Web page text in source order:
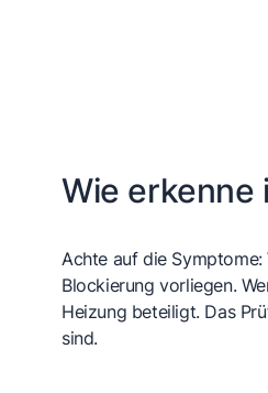
Wie erkenne
Achte auf die
Blockierung vorliegen.
Heizung beteiligt. Das
sind.